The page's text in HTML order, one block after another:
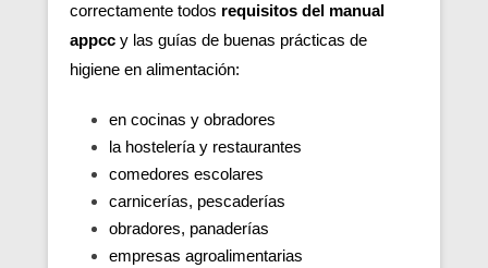
correctamente todos requisitos del manual
appcc y las guías de buenas prácticas de
higiene en alimentación:
en cocinas y obradores
la hostelería y restaurantes
comedores escolares
carnicerías, pescaderías
obradores, panaderías
empresas agroalimentarias